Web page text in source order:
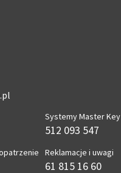
Systemy Master Key
512 093 547
Reklamacje i uwagi
61 815 16 60